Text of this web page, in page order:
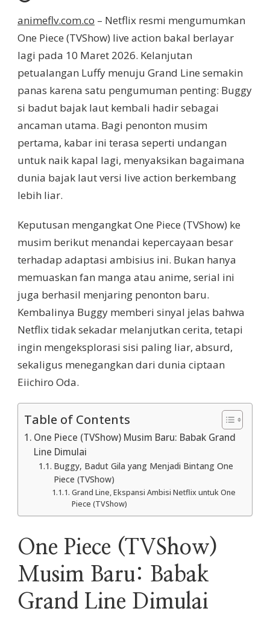
animeflv.com.co – Netflix resmi mengumumkan
One Piece (TVShow) live action bakal berlayar
lagi pada 10 Maret 2026. Kelanjutan
petualangan Luffy menuju Grand Line semakin
panas karena satu pengumuman penting: Buggy
si badut bajak laut kembali hadir sebagai
ancaman utama. Bagi penonton musim
pertama, kabar ini terasa seperti undangan
untuk naik kapal lagi, menyaksikan bagaimana
dunia bajak laut versi live action berkembang
lebih liar.
Keputusan mengangkat One Piece (TVShow) ke
musim berikut menandai kepercayaan besar
terhadap adaptasi ambisius ini. Bukan hanya
memuaskan fan manga atau anime, serial ini
juga berhasil menjaring penonton baru.
Kembalinya Buggy memberi sinyal jelas bahwa
Netflix tidak sekadar melanjutkan cerita, tetapi
ingin mengeksplorasi sisi paling liar, absurd,
sekaligus menegangkan dari dunia ciptaan
Eiichiro Oda.
Table of Contents
One Piece (TVShow) Musim Baru: Babak Grand
Line Dimulai
Buggy, Badut Gila yang Menjadi Bintang One
Piece (TVShow)
Grand Line, Ekspansi Ambisi Netflix untuk One
Piece (TVShow)
One Piece (TVShow)
Musim Baru: Babak
Grand Line Dimulai